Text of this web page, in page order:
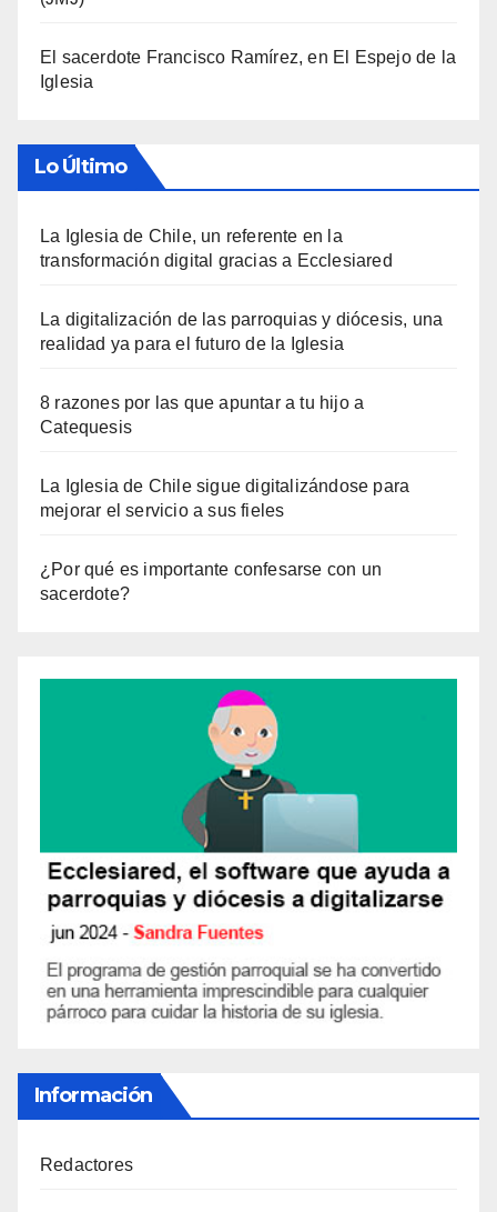
El sacerdote Francisco Ramírez, en El Espejo de la
Iglesia
Lo Último
La Iglesia de Chile, un referente en la
transformación digital gracias a Ecclesiared
La digitalización de las parroquias y diócesis, una
realidad ya para el futuro de la Iglesia
8 razones por las que apuntar a tu hijo a
Catequesis
La Iglesia de Chile sigue digitalizándose para
mejorar el servicio a sus fieles
¿Por qué es importante confesarse con un
sacerdote?
Información
Redactores